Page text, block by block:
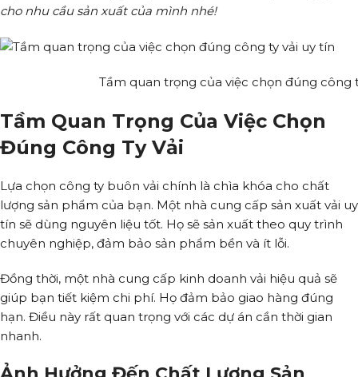
cho nhu cầu sản xuất của mình nhé!
Tầm quan trọng của việc chọn đúng công
Tầm Quan Trọng Của Việc Chọn
Đúng Công Ty Vải
Lựa chọn công ty buôn vải chính là chìa khóa cho chất
lượng sản phẩm của bạn. Một nhà cung cấp sản xuất vải uy
tín sẽ dùng nguyên liệu tốt. Họ sẽ sản xuất theo quy trình
chuyên nghiệp, đảm bảo sản phẩm bền và ít lỗi.
Đồng thời, một nhà cung cấp kinh doanh vải hiệu quả sẽ
giúp bạn tiết kiệm chi phí. Họ đảm bảo giao hàng đúng
hạn. Điều này rất quan trọng với các dự án cần thời gian
nhanh.